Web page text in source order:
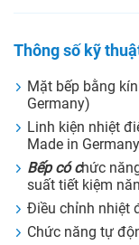
Thông số kỹ
Mặt bếp bằng
Germany)
Linh kiện nhiệt
Made in
Bếp có chức
suất tiết kiệm
Điều chỉnh nhiệt
Chức năng tự